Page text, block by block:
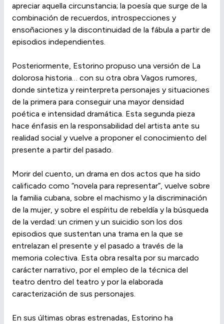
apreciar aquella circunstancia; la poesía que surge de la
combinación de recuerdos, introspecciones y
ensoñaciones y la discontinuidad de la fábula a partir de
episodios independientes.
Posteriormente, Estorino propuso una versión de La
dolorosa historia… con su otra obra Vagos rumores,
donde sintetiza y reinterpreta personajes y situaciones
de la primera para conseguir una mayor densidad
poética e intensidad dramática. Esta segunda pieza
hace énfasis en la responsabilidad del artista ante su
realidad social y vuelve a proponer el conocimiento del
presente a partir del pasado.
Morir del cuento, un drama en dos actos que ha sido
calificado como “novela para representar”, vuelve sobre
la familia cubana, sobre el machismo y la discriminación
de la mujer, y sobre el espíritu de rebeldía y la búsqueda
de la verdad: un crimen y un suicidio son los dos
episodios que sustentan una trama en la que se
entrelazan el presente y el pasado a través de la
memoria colectiva. Esta obra resalta por su marcado
carácter narrativo, por el empleo de la técnica del
teatro dentro del teatro y por la elaborada
caracterización de sus personajes.
En sus últimas obras estrenadas, Estorino ha